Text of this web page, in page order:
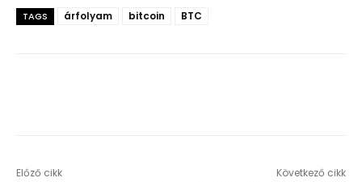
TAGS árfolyam bitcoin BTC
Előző cikk Következő cikk